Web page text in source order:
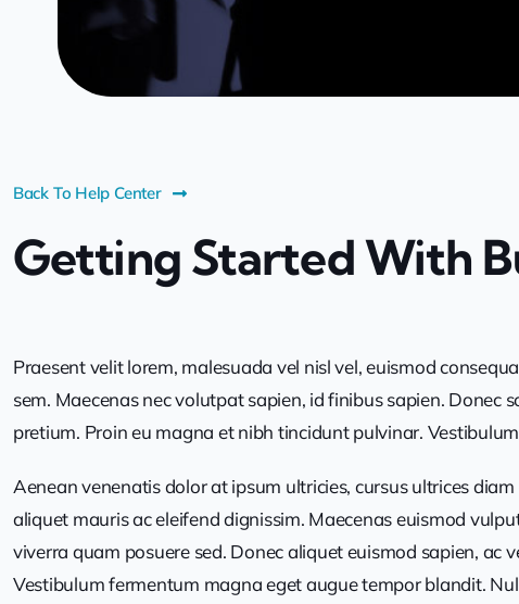
Back To Help Center
Getting Started With
Praesent velit lorem, malesuada vel nisl vel, euismod
sem. Maecenas nec volutpat sapien, id finibus sapien.
pretium. Proin eu magna et nibh tincidunt pulvinar.
Aenean venenatis dolor at ipsum ultricies, cursus ultrices
aliquet mauris ac eleifend dignissim. Maecenas euismod
viverra quam posuere sed. Donec aliquet euismod sapien, ac
Vestibulum fermentum magna eget augue tempor blandit.